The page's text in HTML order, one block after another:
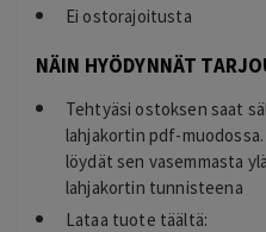
Ei ostorajoitusta
NÄIN HYÖDYNNÄT
Tehtyäsi ostoksen saat
lahjakortin pdf-
löydät sen vasemmasta
lahjakortin tunnisteena
Lataa tuote täältä: